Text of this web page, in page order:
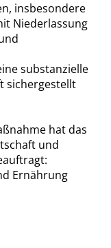
insbesondere
Niederlassung
substanzielle
sichergestellt
hat das
und
Ernährung